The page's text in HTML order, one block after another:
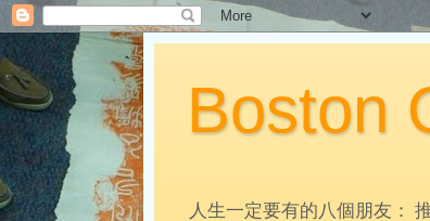
Boston
人生一定要有的八個朋友：